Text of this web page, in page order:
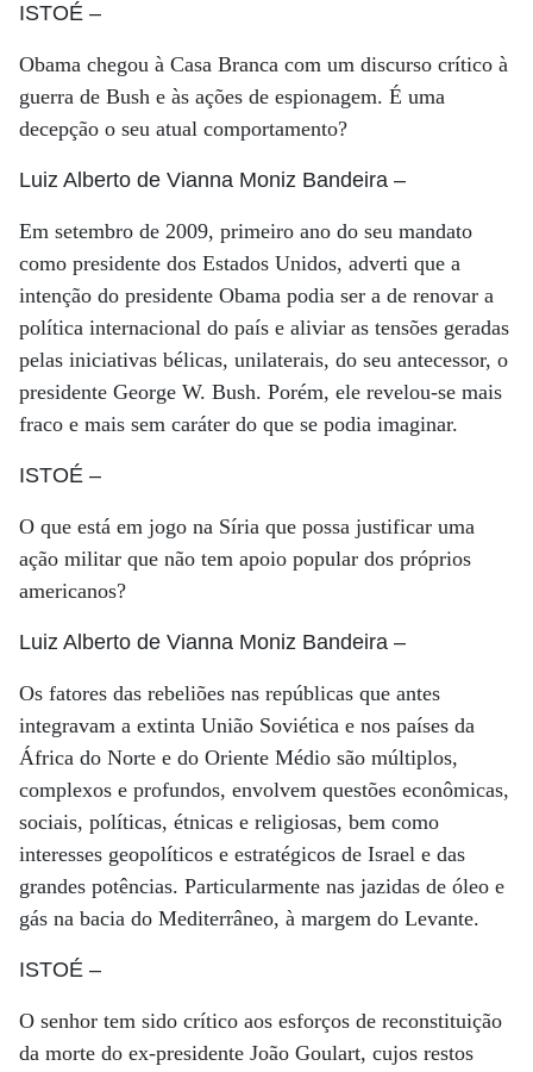
ISTOÉ –
Obama chegou à Casa Branca com um discurso crítico à
guerra de Bush e às ações de espionagem. É uma
decepção o seu atual comportamento?
Luiz Alberto de Vianna Moniz Bandeira –
Em setembro de 2009, primeiro ano do seu mandato
como presidente dos Estados Unidos, adverti que a
intenção do presidente Obama podia ser a de renovar a
política internacional do país e aliviar as tensões geradas
pelas iniciativas bélicas, unilaterais, do seu antecessor, o
presidente George W. Bush. Porém, ele revelou-se mais
fraco e mais sem caráter do que se podia imaginar.
ISTOÉ –
O que está em jogo na Síria que possa justificar uma
ação militar que não tem apoio popular dos próprios
americanos?
Luiz Alberto de Vianna Moniz Bandeira –
Os fatores das rebeliões nas repúblicas que antes
integravam a extinta União Soviética e nos países da
África do Norte e do Oriente Médio são múltiplos,
complexos e profundos, envolvem questões econômicas,
sociais, políticas, étnicas e religiosas, bem como
interesses geopolíticos e estratégicos de Israel e das
grandes potências. Particularmente nas jazidas de óleo e
gás na bacia do Mediterrâneo, à margem do Levante.
ISTOÉ –
O senhor tem sido crítico aos esforços de reconstituição
da morte do ex-presidente João Goulart, cujos restos